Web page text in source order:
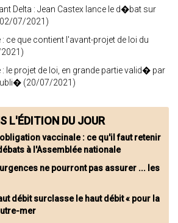
Delta : Jean Castex lance le d�bat sur
07/2021)
ce que contient l'avant-projet de loi du
le projet de loi, en grande partie valid� par
(20/07/2021)
L'ÉDITION DU JOUR
vaccinale : ce qu'il faut retenir
à l'Assemblée nationale
ne pourront pas assurer ... les
débit surclasse le haut débit « pour la
mer